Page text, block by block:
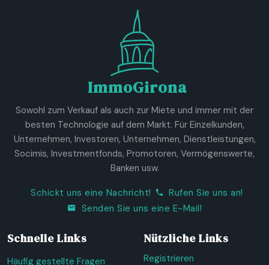
ImmoGirona
Sowohl zum Verkauf als auch zur Miete und immer mit der
besten Technologie auf dem Markt. Für Einzelkunden,
Unternehmen, Investoren, Unternehmen, Dienstleistungen,
Socimis, Investmentfonds, Promotoren, Vermögenswerte,
Banken usw.
Schickt uns eine Nachricht!
Rufen Sie uns an!
Senden Sie uns eine E-Mail!
Schnelle Links
Häufig gestellte Fragen
Nützliche Links
Registrieren